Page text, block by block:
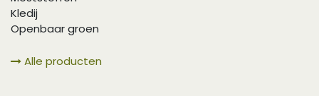
Kledij
Openbaar groen
Alle producten